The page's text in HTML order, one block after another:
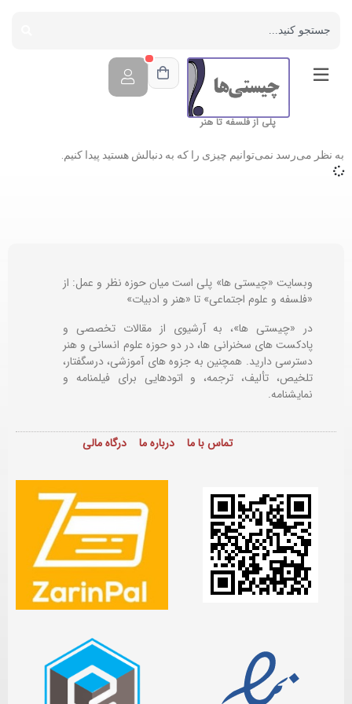
پلی از فلسفه تا هنر
به نظر می‌رسد نمی‌توانیم چیزی را که به دنبالش هستید پیدا کنیم.
وبسایت «چیستی ها» پلی است میان حوزه نظر و عمل: از
«فلسفه و علوم اجتماعی» تا «هنر و ادبیات»
در «چیستی ها»، به آرشیوی از مقالات تخصصی و
پادکست های سخنرانی ها، در دو حوزه علوم انسانی و هنر
دسترسی دارید. همچنین به جزوه های آموزشی، درسگفتار،
تلخیص، تألیف، ترجمه، و اتودهایی برایفیلمنامه و
نمایشنامه.
تماس با ما درباره ما درگاه مالی